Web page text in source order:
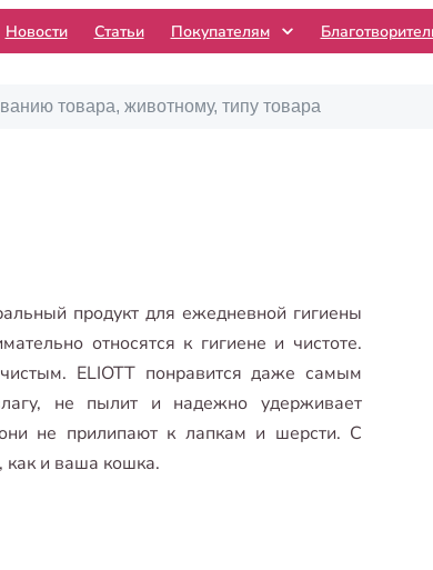
Новости Статьи Покупателям
продукт для ежедневной гигиены
относятся к гигиене и чистоте.
ELIOTT понравится даже самым
не пылит и надежно удерживает
не прилипают к лапкам и шерсти. С
как и ваша кошка.